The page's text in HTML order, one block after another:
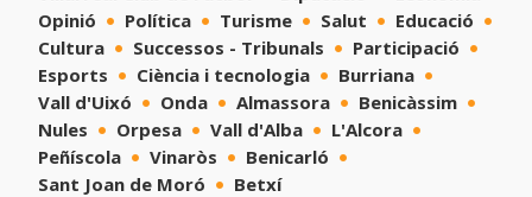
Opinió
Política Turisme Salut
Educació
Cultura
Successos - Tribunals
Participació
Esports
Ciència i tecnologia
Burriana
Vall d'Uixó
Onda Almassora
Benicàssim
Nules
Orpesa Vall d'Alba
L'Alcora
Peñíscola
Vinaròs
Benicarló
Sant Joan de Moró
Betxí